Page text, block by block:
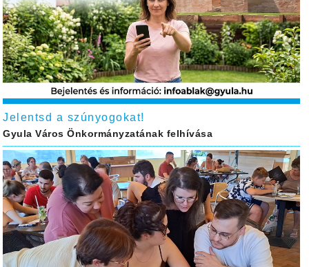
Jelentsd a szúnyogokat!
Gyula Város Önkormányzatának felhívása